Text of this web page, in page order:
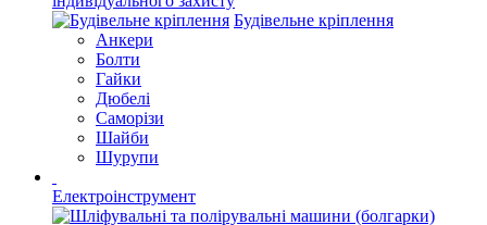
Будівельне кріплення
Анкери
Болти
Гайки
Дюбелі
Саморізи
Шайби
Шурупи
Електроінструмент